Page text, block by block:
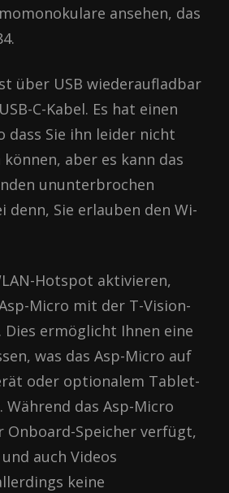
ansehen, das
über USB wiederaufladbar
C-Kabel. Es hat einen
dass Sie ihn leider nicht
aber es kann das
ununterbrochen
denn, Sie erlauben den Wi-
Hotspot aktivieren,
Micro mit der T-Vision-
Dies ermöglicht Ihnen eine
was das Asp-Micro auf
oder optionalem Tablet-
das Asp-Micro
Onboard-Speicher verfügt,
auch Videos
keine